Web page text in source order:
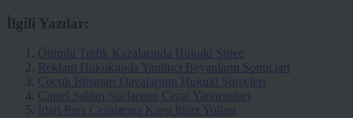
İlgili Yazılar:
Ölümlü Trafik Kazalarında Hukuki Süreç
Reklam Hukukunda Yanıltıcı Beyanların Sonuçları
Çocuk İstismarı Davalarının Hukuki Süreçleri
Cinsel Saldırı Suçlarının Cezai Yaptırımları
İdari Para Cezalarına Karşı İtiraz Yolları